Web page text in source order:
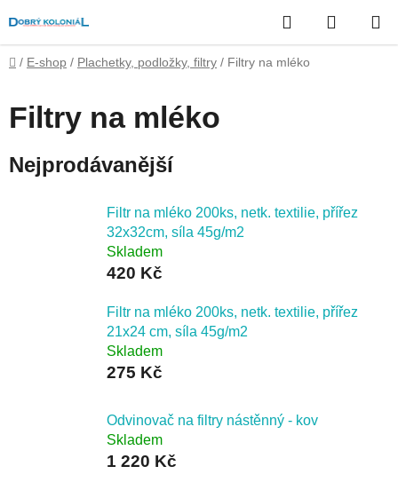
na
obsah
Hledat
KOŠÍK
Domů
/ E-shop / Plachetky, podložky, filtry / Filtry na mléko
Filtry na mléko
Nejprodávanější
Filtr na mléko 200ks, netk. textilie, přířez
32x32cm, síla 45g/m2
Skladem
420 Kč
Filtr na mléko 200ks, netk. textilie, přířez
21x24 cm, síla 45g/m2
Skladem
275 Kč
Odvinovač na filtry nástěnný - kov
Skladem
1 220 Kč